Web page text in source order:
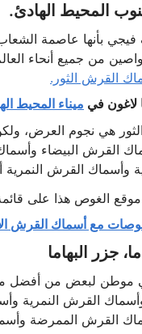
بأنها عاصمة
من جميع أنحاء
القرش الثور.
لاغون في ميناء المحيط
هي نجوم العرض،
القرش البيضاء
وأسماك القرش النمرية
الغوص هذا على
مع أسماك القرش
موطن لبعض من أفضل
القرش النمرية
القرش الممرضة